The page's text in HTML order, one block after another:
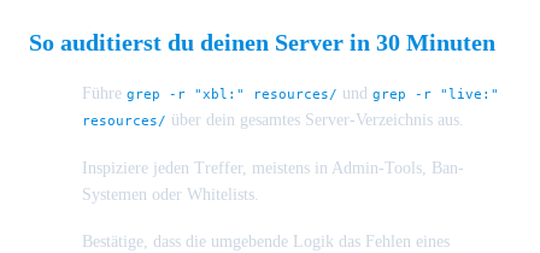
So auditierst du deinen Server in 30 Minuten
Führe grep -r "xbl:" resources/ und grep -r "live:"
resources/ über dein gesamtes Server-Verzeichnis aus.
Inspiziere jeden Treffer, meistens in Admin-Tools, Ban-
Systemen oder Whitelists.
Bestätige, dass die umgebende Logik das Fehlen eines